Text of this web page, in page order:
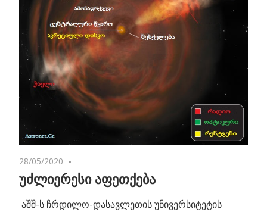
28/05/2020
უძლიერესი აფეთქება
აშშ-ს ჩრდილო-დასავლეთის უნივერსიტეტის